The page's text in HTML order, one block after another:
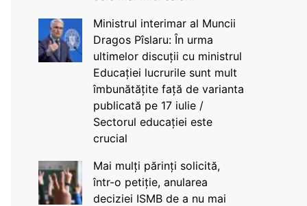
Ministrul interimar al Muncii
Dragos Pîslaru: În urma
ultimelor discuții cu ministrul
Educației lucrurile sunt mult
îmbunătățite față de varianta
publicată pe 17 iulie /
Sectorul educației este
crucial
Mai mulți părinți solicită,
într-o petiție, anularea
deciziei ISMB de a nu mai